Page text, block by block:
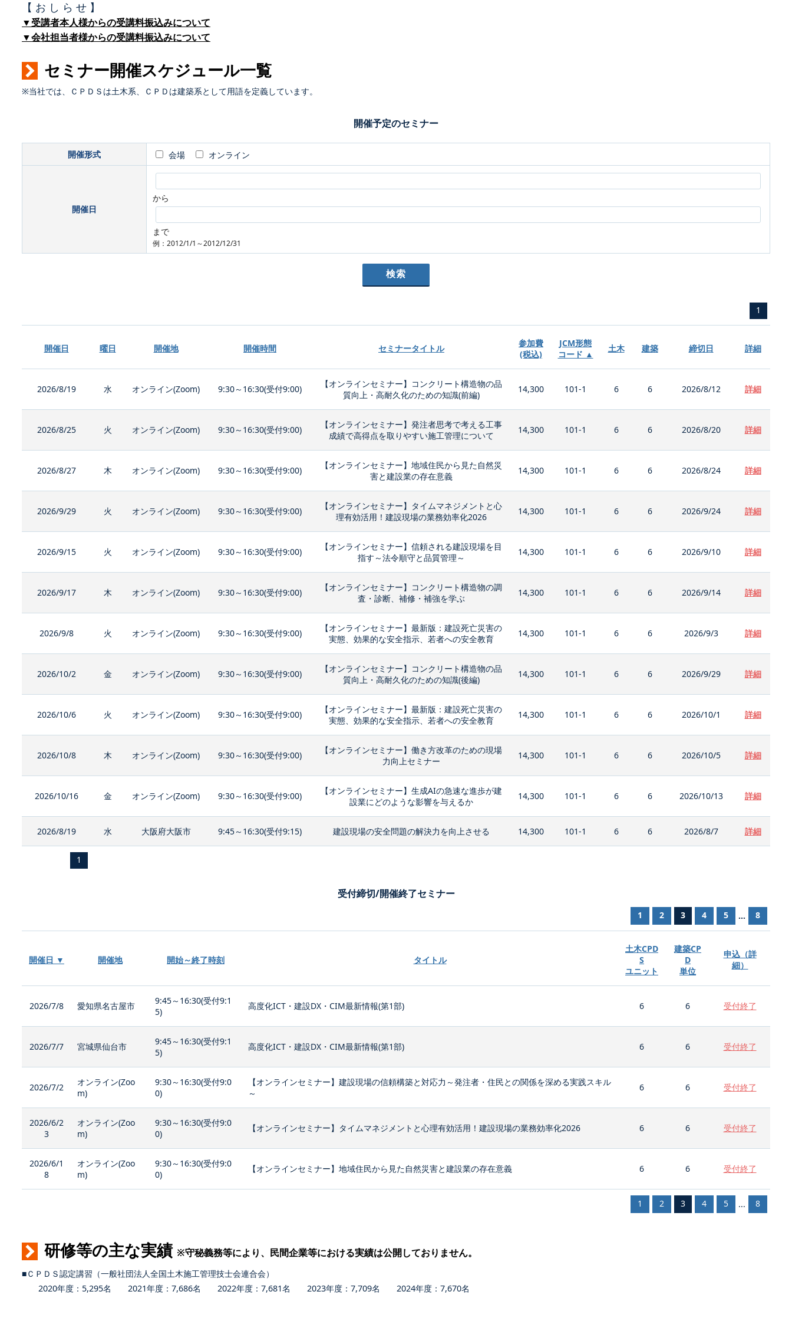
【 お し ら せ 】
▼受講者本人様からの受講料振込みについて
▼会社担当者様からの受講料振込みについて
セミナー開催スケジュール一覧
※当社では、ＣＰＤＳは土木系、ＣＰＤは建築系として用語を定義しています。
開催予定のセミナー
開催形式 会場 オンライン
開催日
から
まで
例：2012/1/1～2012/12/31
1
開催日 曜日 開催地 開催時間 セミナータイトル
参加費
(税込)
JCM形態
コード ▲
土木 建築 締切日 詳細
2026/8/19 水 オンライン(Zoom) 9:30～16:30(受付9:00)
【オンラインセミナー】コンクリート構造物の品
質向上・高耐久化のための知識(前編)
14,300 101-1 6 6 2026/8/12 詳細
2026/8/25 火 オンライン(Zoom) 9:30～16:30(受付9:00)
【オンラインセミナー】発注者思考で考える工事
成績で高得点を取りやすい施工管理について
14,300 101-1 6 6 2026/8/20 詳細
2026/8/27 木 オンライン(Zoom) 9:30～16:30(受付9:00)
【オンラインセミナー】地域住民から見た自然災
害と建設業の存在意義
14,300 101-1 6 6 2026/8/24 詳細
2026/9/29 火 オンライン(Zoom) 9:30～16:30(受付9:00)
【オンラインセミナー】タイムマネジメントと心
理有効活用！建設現場の業務効率化2026
14,300 101-1 6 6 2026/9/24 詳細
2026/9/15 火 オンライン(Zoom) 9:30～16:30(受付9:00)
【オンラインセミナー】信頼される建設現場を目
指す～法令順守と品質管理～
14,300 101-1 6 6 2026/9/10 詳細
2026/9/17 木 オンライン(Zoom) 9:30～16:30(受付9:00)
【オンラインセミナー】コンクリート構造物の調
査・診断、補修・補強を学ぶ
14,300 101-1 6 6 2026/9/14 詳細
2026/9/8 火 オンライン(Zoom) 9:30～16:30(受付9:00)
【オンラインセミナー】最新版：建設死亡災害の
実態、効果的な安全指示、若者への安全教育
14,300 101-1 6 6 2026/9/3 詳細
2026/10/2 金 オンライン(Zoom) 9:30～16:30(受付9:00)
【オンラインセミナー】コンクリート構造物の品
質向上・高耐久化のための知識(後編)
14,300 101-1 6 6 2026/9/29 詳細
2026/10/6 火 オンライン(Zoom) 9:30～16:30(受付9:00)
【オンラインセミナー】最新版：建設死亡災害の
実態、効果的な安全指示、若者への安全教育
14,300 101-1 6 6 2026/10/1 詳細
2026/10/8 木 オンライン(Zoom) 9:30～16:30(受付9:00)
【オンラインセミナー】働き方改革のための現場
力向上セミナー
14,300 101-1 6 6 2026/10/5 詳細
2026/10/16 金 オンライン(Zoom) 9:30～16:30(受付9:00)
【オンラインセミナー】生成AIの急速な進歩が建
設業にどのような影響を与えるか
14,300 101-1 6 6 2026/10/13 詳細
2026/8/19 水 大阪府大阪市 9:45～16:30(受付9:15) 建設現場の安全問題の解決力を向上させる 14,300 101-1 6 6 2026/8/7 詳細
1
受付締切/開催終了セミナー
1 2 3 4 5 ... 8
開催日 ▼ 開催地 開始～終了時刻 タイトル
土木CPD
S
ユニット
建築CP
D
単位
申込（詳
細）
2026/7/8 愛知県名古屋市
9:45～16:30(受付9:1
5)
高度化ICT・建設DX・CIM最新情報(第1部) 6 6 受付終了
2026/7/7 宮城県仙台市
9:45～16:30(受付9:1
5)
高度化ICT・建設DX・CIM最新情報(第1部) 6 6 受付終了
2026/7/2
オンライン(Zoo
m)
9:30～16:30(受付9:0
0)
【オンラインセミナー】建設現場の信頼構築と対応力～発注者・住民との関係を深める実践スキル
～
6 6 受付終了
2026/6/2
3
オンライン(Zoo
m)
9:30～16:30(受付9:0
0)
【オンラインセミナー】タイムマネジメントと心理有効活用！建設現場の業務効率化2026 6 6 受付終了
2026/6/1
8
オンライン(Zoo
m)
9:30～16:30(受付9:0
0)
【オンラインセミナー】地域住民から見た自然災害と建設業の存在意義 6 6 受付終了
1 2 3 4 5 ... 8
研修等の主な実績 ※守秘義務等により、民間企業等における実績は公開しておりません。
■ＣＰＤＳ認定講習（一般社団法人全国土木施工管理技士会連合会）
2020年度：5,295名 2021年度：7,686名 2022年度：7,681名 2023年度：7,709名 2024年度：7,670名